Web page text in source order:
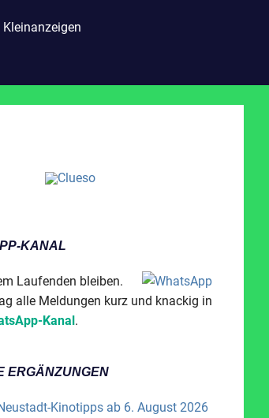
Kleinanzeigen
KANAL
Laufenden bleiben.
alle Meldungen kurz und knackig in
Kanal.
ERGÄNZUNGEN
Kinotipps ab 6. August 2026